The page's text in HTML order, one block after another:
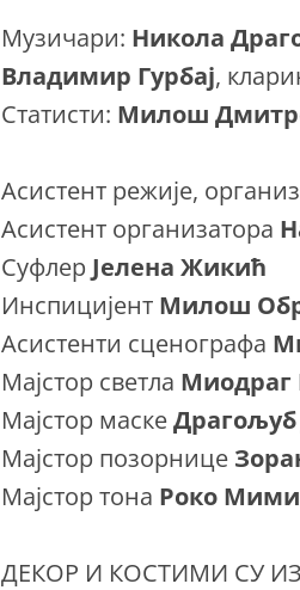
Музичари: Никола
Владимир Гурбај,
Статисти: Милош
Асистент режије,
Асистент организатора
Суфлер Јелена Жикић
Инспицијент Милош
Асистенти сценографа
Мајстор светла Миодраг
Мајстор маске
Мајстор позорнице
Мајстор тона Роко
ДЕКОР И КОСТИМИ СУ